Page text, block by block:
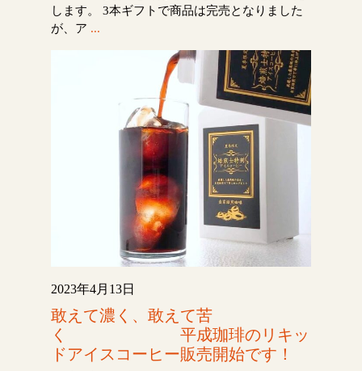
します。 3本ギフトで商品は完売となりました
が、ア ...
2023年4月13日
敢えて濃く、敢えて苦
く 平成珈琲のリキッ
ドアイスコーヒー販売開始です！